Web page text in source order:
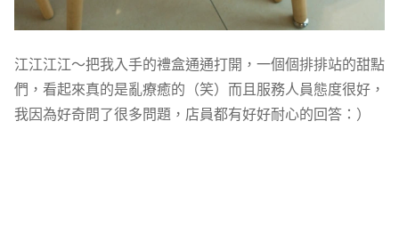
江江江江～把我入手的禮盒通通打開，一個個排排站的甜點
們，看起來真的是亂療癒的（笑）而且服務人員態度很好，
我因為好奇問了很多問題，店員都有好好耐心的回答：）